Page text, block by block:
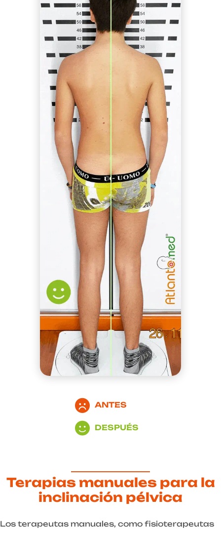
ANTES
DESPUÉS
Terapias manuales para la
inclinación pélvica
Los terapeutas manuales, como fisioterapeutas